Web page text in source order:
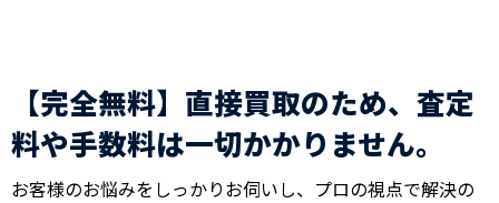
【完全無料】直接買取のため、査定
料や手数料は一切かかりません。
お客様のお悩みをしっかりお伺いし、プロの視点で解決の